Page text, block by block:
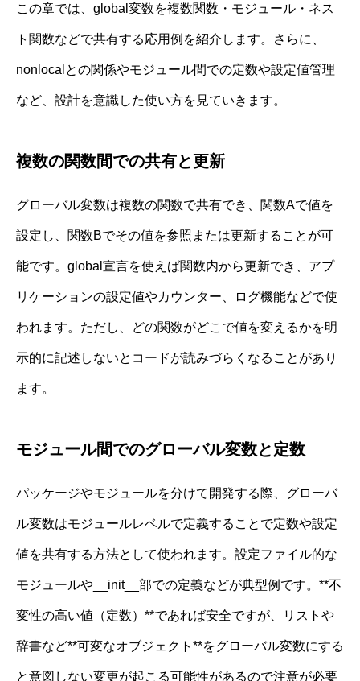
この章では、global変数を複数関数・モジュール・ネス
ト関数などで共有する応用例を紹介します。さらに、
nonlocalとの関係やモジュール間での定数や設定値管理
など、設計を意識した使い方を見ていきます。
複数の関数間での共有と更新
グローバル変数は複数の関数で共有でき、関数Aで値を
設定し、関数Bでその値を参照または更新することが可
能です。global宣言を使えば関数内から更新でき、アプ
リケーションの設定値やカウンター、ログ機能などで使
われます。ただし、どの関数がどこで値を変えるかを明
示的に記述しないとコードが読みづらくなることがあり
ます。
モジュール間でのグローバル変数と定数
パッケージやモジュールを分けて開発する際、グローバ
ル変数はモジュールレベルで定義することで定数や設定
値を共有する方法として使われます。設定ファイル的な
モジュールや__init__部での定義などが典型例です。**不
変性の高い値（定数）**であれば安全ですが、リストや
辞書など**可変なオブジェクト**をグローバル変数にする
と意図しない変更が起こる可能性があるので注意が必要